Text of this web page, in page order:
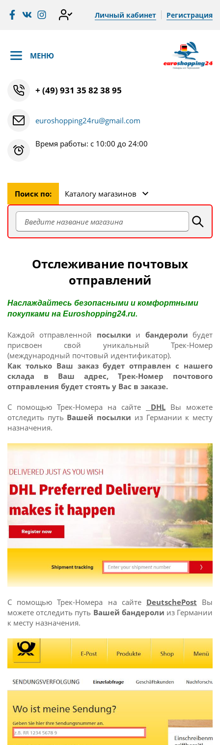
Личный кабинет Регистрация
МЕНЮ
+ (49) 931 35 82 38 95
euroshopping24ru@gmail.com
Время работы: с 10:00 до 24:00
Поиск по: Каталогу магазинов
Отслеживание почтовых
отправлений
Наслаждайтесь безопасными и комфортными
покупками на Euroshopping24.ru.
Каждой отправленной посылки и бандероли будет
присвоен свой уникальный Трек-Номер
(международный почтовый идентификатор).
Как только Ваш заказ будет отправлен с нашего
склада в Ваш адрес, Трек-Номер почтового
отправления будет стоять у Вас в заказе.
С помощью Трек-Номера на сайте DHL Вы можете
отследить путь Вашей посылки из Германии к месту
назначения.
С помощью Трек-Номера на сайте DeutschePost Вы
можете отследить путь Вашей бандероли из Германии
к месту назначения.